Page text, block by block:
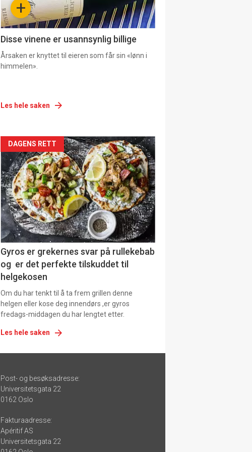
3 +
Disse vinene er usannsynlig billige
Årsaken er knyttet til eieren som får sin «lønn i
himmelen».
Les hele saken
Forsiden
akkurat
nå
-
6
DAGENS RETT
Gyros er grekernes svar på rullekebab
og er det perfekte tilskuddet til
helgekosen
Om du har tenkt til å ta frem grillen denne
helgen eller kose deg innendørs ,er gyros
fredags-middagen du har lengtet etter.
Les hele saken
Post- og besøksadresse:
Universitetsgata 22
0162 Oslo
Fakturaadresse:
Apéritif AS
Universitetsgata 22